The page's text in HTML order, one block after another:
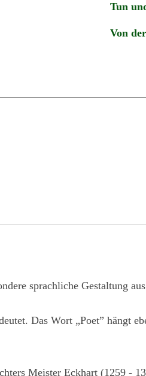
Tun
Von
sprachliche Gestaltung
Das Wort „Poet” hängt
Meister Eckhart (1259 -